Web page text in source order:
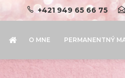
+421 949 65 66 75
O MNE PERMANENTNÝ